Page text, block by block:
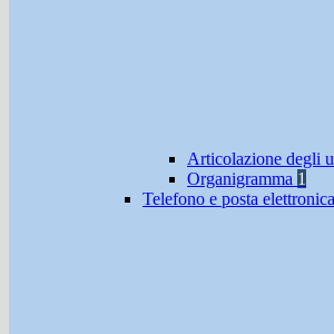
Articolazione degli
Organigramma 1
Telefono e posta elettronica